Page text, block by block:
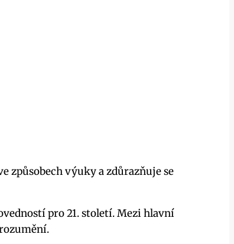
způsobech výuky a zdůrazňuje se
pro 21. století. Mezi hlavní